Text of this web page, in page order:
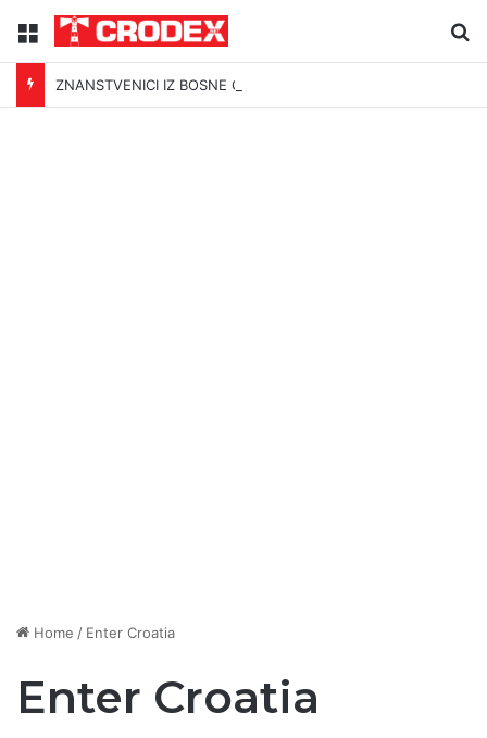
Menu
ZNANSTVENICI IZ BOSNE OTKRILI NACIZAM U – BOSNI!
Home / Enter Croatia
Enter Croatia